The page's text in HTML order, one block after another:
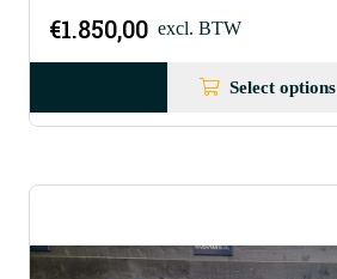
€1.850,00 excl. BTW
Select options